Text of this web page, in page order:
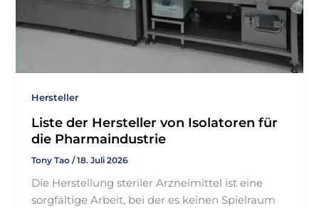
Hersteller
Liste der Hersteller von Isolatoren für
die Pharmaindustrie
Tony Tao/18. Juli 2026
Die Herstellung steriler Arzneimittel ist eine
sorgfältige Arbeit, bei der es keinen Spielraum